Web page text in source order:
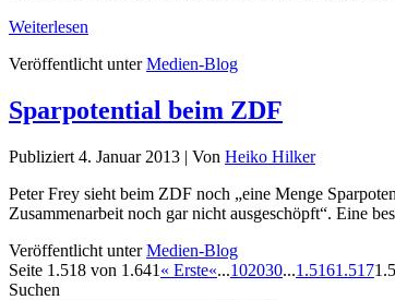
Weiterlesen
Veröffentlicht unter Medien-Blog
Sparpotential beim ZDF
Publiziert 4. Januar 2013 | Von Heiko Hilker
Peter Frey sieht beim ZDF noch „eine Menge
Zusammenarbeit noch gar nicht ausgeschöpft“. Eine
Veröffentlicht unter Medien-Blog
Seite 1.518 von 1.641 « Erste«...102030...1.5161.517
Suchen